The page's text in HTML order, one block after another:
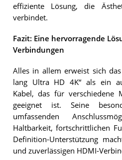
effiziente Lösung, die
verbindet.
Fazit: Eine hervorragende
Verbindungen
Alles in allem erweist sich
lang Ultra HD 4K“ als ein
Kabel, das für verschiedene
geeignet ist. Seine
umfassenden
Haltbarkeit, fortschrittlichen
Definition-Unterstützung
und zuverlässigen HDMI-